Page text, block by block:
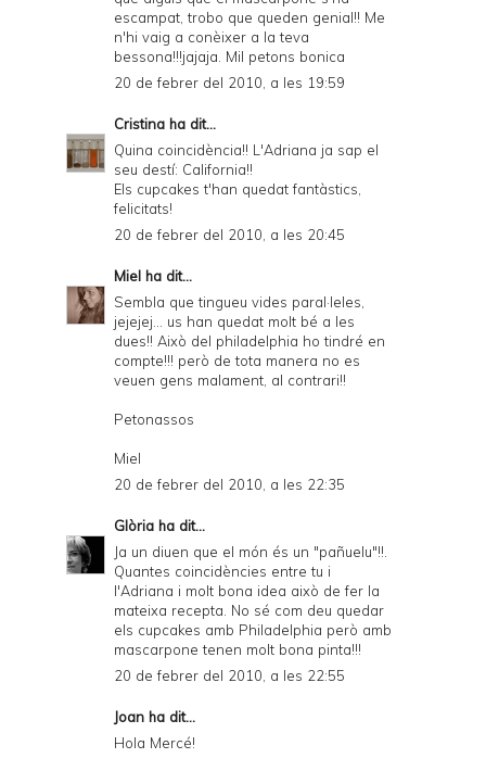
escampat, trobo que queden genial!! Me
n'hi vaig a conèixer a la teva
bessona!!!jajaja. Mil petons bonica
20 de febrer del 2010, a les 19:59
Cristina ha dit...
Quina coincidència!! L'Adriana ja sap el
seu destí: California!!
Els cupcakes t'han quedat fantàstics,
felicitats!
20 de febrer del 2010, a les 20:45
Miel ha dit...
Sembla que tingueu vides paral·leles,
jejejej... us han quedat molt bé a les
dues!! Això del philadelphia ho tindré en
compte!!! però de tota manera no es
veuen gens malament, al contrari!!
Petonassos
Miel
20 de febrer del 2010, a les 22:35
Glòria ha dit...
Ja un diuen que el món és un "pañuelu"!!.
Quantes coincidències entre tu i
l'Adriana i molt bona idea això de fer la
mateixa recepta. No sé com deu quedar
els cupcakes amb Philadelphia però amb
mascarpone tenen molt bona pinta!!!
20 de febrer del 2010, a les 22:55
Joan ha dit...
Hola Mercé!